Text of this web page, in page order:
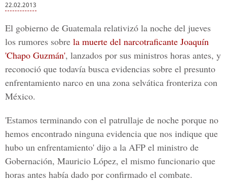
22.02.2013
El gobierno de Guatemala relativizó la noche del jueves
los rumores sobre la muerte del narcotraficante Joaquín
'Chapo Guzmán', lanzados por sus ministros horas antes, y
reconoció que todavía busca evidencias sobre el presunto
enfrentamiento narco en una zona selvática fronteriza con
México.
'Estamos terminando con el patrullaje de noche porque no
hemos encontrado ninguna evidencia que nos indique que
hubo un enfrentamiento' dijo a la AFP el ministro de
Gobernación, Mauricio López, el mismo funcionario que
horas antes había dado por confirmado el combate.